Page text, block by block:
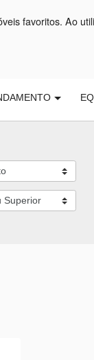
favoritos. Ao